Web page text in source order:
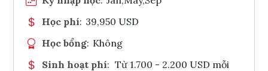
Học phí: 39,950 USD
Học bổng: Không
Sinh hoạt phí: Từ 1.700 - 2.200 USD mỗi